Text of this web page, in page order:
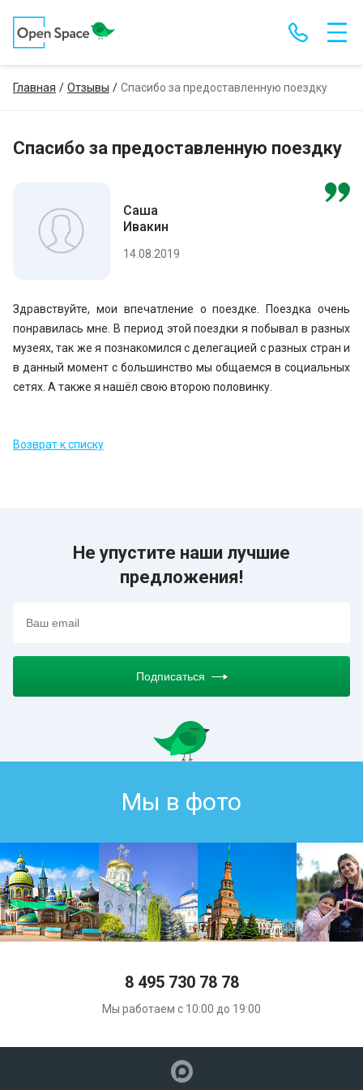
Главная Отзывы Спасибо за предоставленную поездку
Спасибо за предоставленную поездку
Саша
Ивакин
14.08.2019
Здравствуйте, мои впечатление о поездке. Поездка очень
понравилась мне. В период этой поездки я побывал в разных
музеях, так же я познакомился с делегацией с разных стран и
в данный момент с большинство мы общаемся в социальных
сетях. А также я нашёл свою второю половинку.
Возврат к списку
Не упустите наши лучшие
предложения!
Подписаться
Мы в фото
8 495 730 78 78
Мы работаем с 10:00 до 19:00